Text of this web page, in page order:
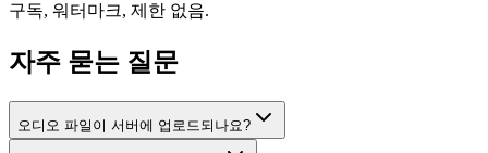
구독, 워터마크, 제한 없음.
자주 묻는 질문
오디오 파일이 서버에 업로드되나요?